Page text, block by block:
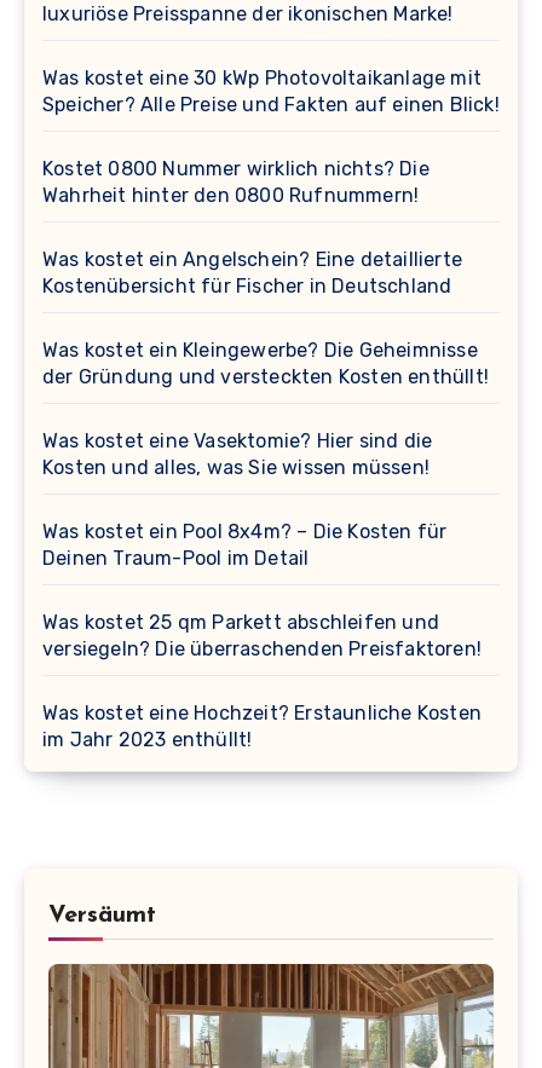
luxuriöse Preisspanne der ikonischen Marke!
Was kostet eine 30 kWp Photovoltaikanlage mit
Speicher? Alle Preise und Fakten auf einen Blick!
Kostet 0800 Nummer wirklich nichts? Die
Wahrheit hinter den 0800 Rufnummern!
Was kostet ein Angelschein? Eine detaillierte
Kostenübersicht für Fischer in Deutschland
Was kostet ein Kleingewerbe? Die Geheimnisse
der Gründung und versteckten Kosten enthüllt!
Was kostet eine Vasektomie? Hier sind die
Kosten und alles, was Sie wissen müssen!
Was kostet ein Pool 8x4m? – Die Kosten für
Deinen Traum-Pool im Detail
Was kostet 25 qm Parkett abschleifen und
versiegeln? Die überraschenden Preisfaktoren!
Was kostet eine Hochzeit? Erstaunliche Kosten
im Jahr 2023 enthüllt!
Versäumt